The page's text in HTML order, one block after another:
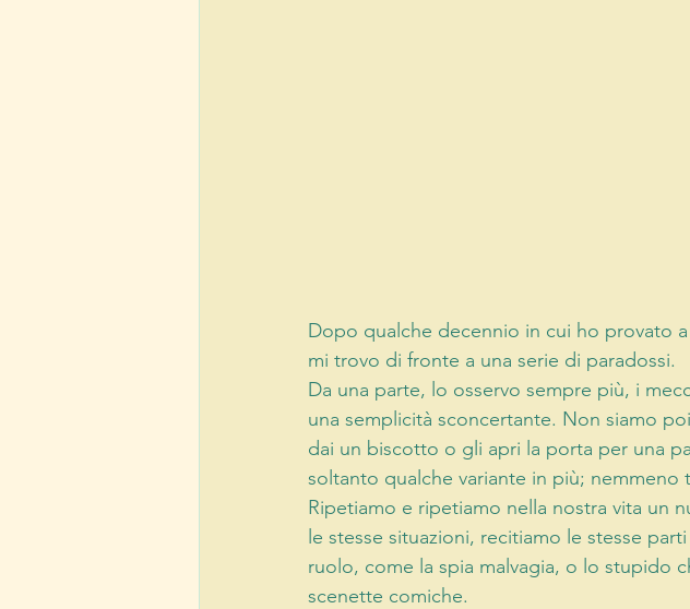
Dopo qualche decennio in cui ho provato
mi trovo di fronte a una serie di paradossi.
Da una parte, lo osservo sempre più, i
una semplicità sconcertante. Non siamo
dai un biscotto o gli apri la porta per una
soltanto qualche variante in più; nemmeno
Ripetiamo e ripetiamo nella nostra vita un
le stesse situazioni, recitiamo le stesse
ruolo, come la spia malvagia, o lo stupido
scenette comiche.